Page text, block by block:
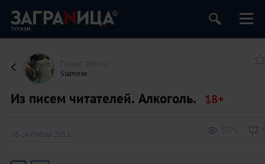
Siamese
Из писем читателей. Алкоголь.